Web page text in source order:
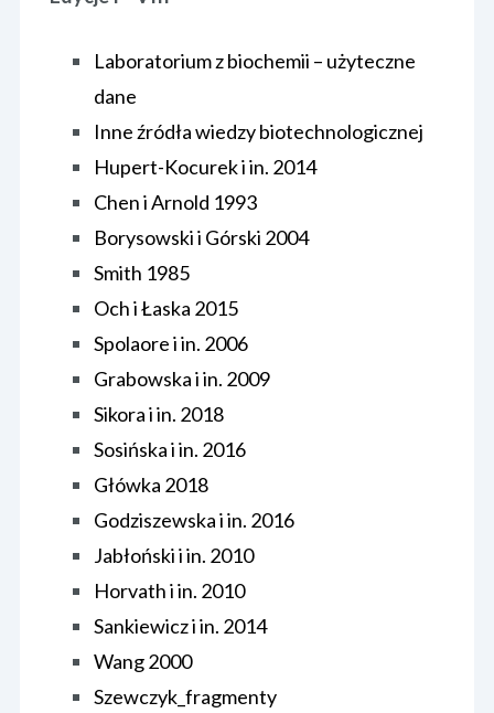
GALERIA ZDJĘĆ
SPONSORZY
FACEBOOK
KONTAKT
ARCHIWUM
GALERIA ZDJĘĆ
SPONSORZY
FACEBOOK
KONTAKT
Laboratorium z biochemii – użyteczne
dane
Inne źródła wiedzy biotechnologicznej
Hupert-Kocurek i in. 2014
Chen i Arnold 1993
Borysowski i Górski 2004
Smith 1985
Och i Łaska 2015
Spolaore i in. 2006
Grabowska i in. 2009
Sikora i in. 2018
Sosińska i in. 2016
Główka 2018
Godziszewska i in. 2016
Jabłoński i in. 2010
Horvath i in. 2010
Sankiewicz i in. 2014
Wang 2000
Szewczyk_fragmenty